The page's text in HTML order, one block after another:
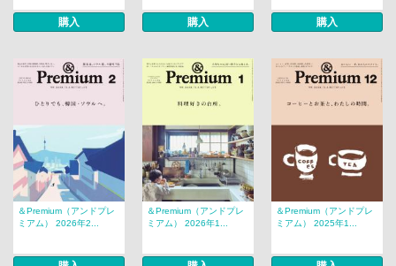
購入 購入 購入
＆Premium（アンドプレ
ミアム） 2026年2...
＆Premium（アンドプレ
ミアム） 2026年1...
＆Premium（アンドプレ
ミアム） 2025年1...